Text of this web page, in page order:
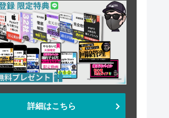
詳細はこちら